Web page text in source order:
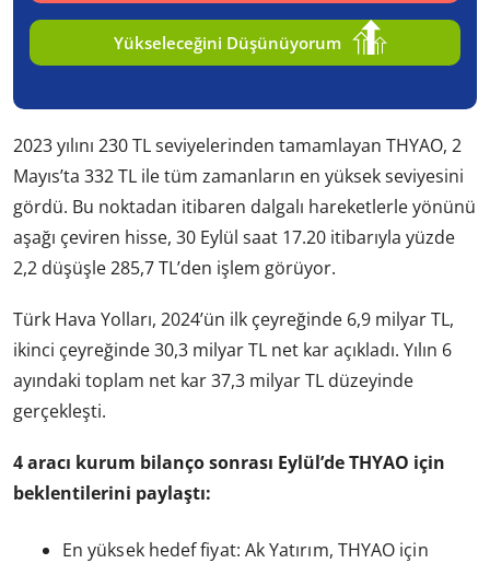
Yükseleceğini Düşünüyorum
2023 yılını 230 TL seviyelerinden tamamlayan THYAO, 2
Mayıs’ta 332 TL ile tüm zamanların en yüksek seviyesini
gördü. Bu noktadan itibaren dalgalı hareketlerle yönünü
aşağı çeviren hisse, 30 Eylül saat 17.20 itibarıyla yüzde
2,2 düşüşle 285,7 TL’den işlem görüyor.
Türk Hava Yolları, 2024’ün ilk çeyreğinde 6,9 milyar TL,
ikinci çeyreğinde 30,3 milyar TL net kar açıkladı. Yılın 6
ayındaki toplam net kar 37,3 milyar TL düzeyinde
gerçekleşti.
4 aracı kurum bilanço sonrası Eylül’de THYAO için
beklentilerini paylaştı:
En yüksek hedef fiyat: Ak Yatırım, THYAO için